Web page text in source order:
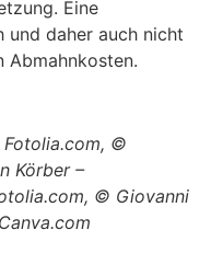
Eine
daher auch nicht
Abmahnkosten.
©
Körber –
© Giovanni